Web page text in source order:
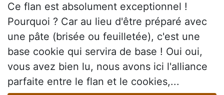
Ce flan est absolument exceptionnel !
Pourquoi ? Car au lieu d'être préparé avec
une pâte (brisée ou feuilletée), c'est une
base cookie qui servira de base ! Oui oui,
vous avez bien lu, nous avons ici l'alliance
parfaite entre le flan et le cookies,...